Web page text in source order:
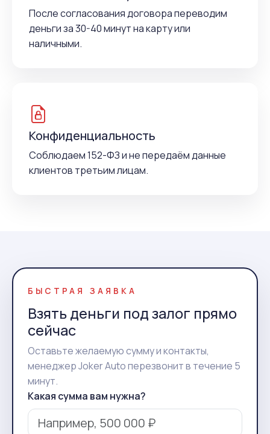
После согласования договора переводим
деньги за 30-40 минут на карту или
наличными.
Конфиденциальность
Соблюдаем 152-ФЗ и не передаём данные
клиентов третьим лицам.
БЫСТРАЯ ЗАЯВКА
Взять деньги под залог прямо
сейчас
Оставьте желаемую сумму и контакты,
менеджер Joker Auto перезвонит в течение 5
минут.
Какая сумма вам нужна?